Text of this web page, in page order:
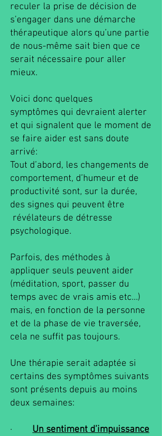
reculer la prise de décision de
s’engager dans une démarche
thérapeutique alors qu’une partie
de nous-même sait bien que ce
serait nécessaire pour aller
mieux.
Voici donc quelques
symptômes qui devraient alerter
et qui signalent que le moment de
se faire aider est sans doute
arrivé:
Tout d’abord, les changements de
comportement, d’humeur et de
productivité sont, sur la durée,
des signes qui peuvent être
révélateurs de détresse
psychologique.
Parfois, des méthodes à
appliquer seuls peuvent aider
(méditation, sport, passer du
temps avec de vrais amis etc…)
mais, en fonction de la personne
et de la phase de vie traversée,
cela ne suffit pas toujours.
Une thérapie serait adaptée si
certains des symptômes suivants
sont présents depuis au moins
deux semaines:
· Un sentiment d’impuissance